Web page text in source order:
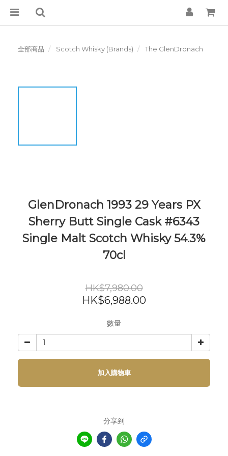
全部商品 Scotch Whisky (Brands) The GlenDronach
GlenDronach 1993 29 Years PX
Sherry Butt Single Cask #6343
Single Malt Scotch Whisky 54.3%
70cl
HK$7,980.00
HK$6,988.00
數量
加入購物車
分享到